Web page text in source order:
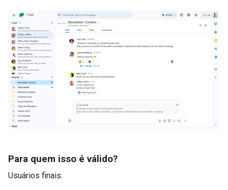
Para quem isso é válido?
Usuários finais.